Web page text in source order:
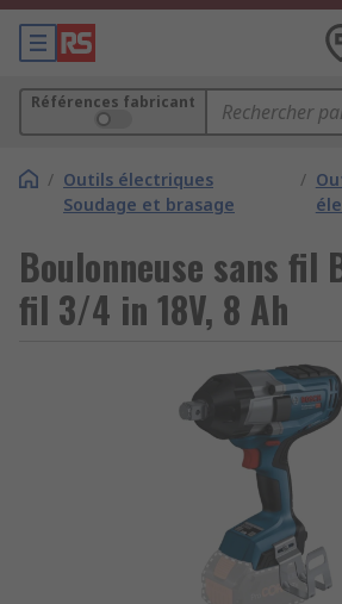
Références fabricant
/ Outils électriques
Soudage et brasage
/
Boulonneuse sans fil
fil 3/4 in 18V, 8 Ah